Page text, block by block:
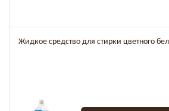
Жидкое средство для стирки цветного